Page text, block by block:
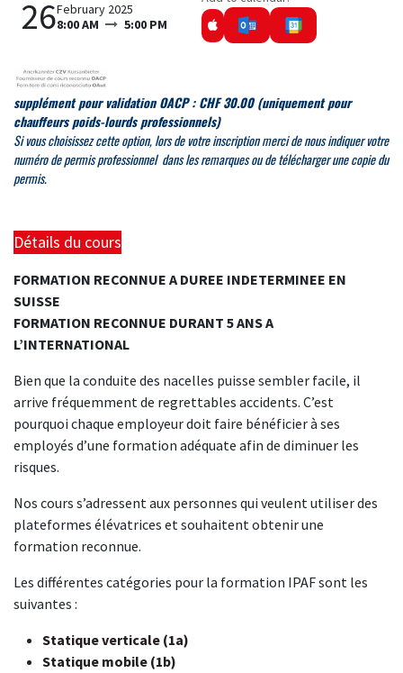
26February 2025
8:00 AM
5:00 PM
supplément pour validation OACP : CHF 30.00(uniquement pour
chauffeurs poids-lourds professionnels)
Sivous choisissez cette option, lors de votre inscription merci denous indiquer votre
numéro de permis professionnel dans les remarques ou de télécharger une copie du
permis.
Détails du cours
FORMATION RECONNUE A DUREE INDETERMINEE EN
SUISSE
FORMATION RECONNUE DURANT 5 ANS A
L’INTERNATIONAL
Bien que la conduite des nacelles puisse sembler facile, il
arrive fréquemment de regrettables accidents. C’est
pourquoi chaque employeur doit faire bénéficier à ses
employés d’une formation adéquate afin de diminuer les
risques.
Nos cours s’adressent aux personnes qui veulent utiliser des
plateformes élévatrices et souhaitent obtenir une
formation reconnue.
Les différentes catégories pour la formation IPAF sont les
suivantes :
Statique verticale (1a)
Statique mobile (1b)